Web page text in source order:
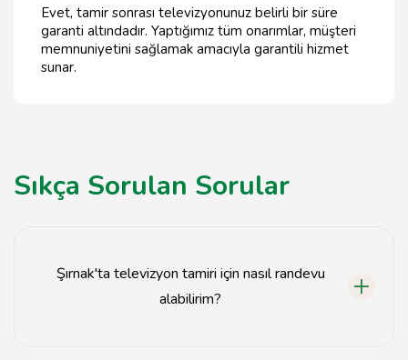
Evet, tamir sonrası televizyonunuz belirli bir süre
garanti altındadır. Yaptığımız tüm onarımlar, müşteri
memnuniyetini sağlamak amacıyla garantili hizmet
sunar.
Sıkça Sorulan Sorular
Şırnak'ta televizyon tamiri için nasıl randevu
alabilirim?